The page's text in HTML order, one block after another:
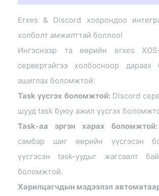
Erxes & Discord хоорондоо
холболт амжилттай боллоо!
Ингэснээр та өөрийн erxes
сервертэйгээ холбосноор дараах
ашиглах боломжтой:
Task үүсгэх боломжтой: Discord
шууд task буюу ажил үүсгэх
Task-аа эргэн харах боломжтой:
самбар шиг өөрийн үүсгэсэн
үүсгэсэн task-уудыг жагсаалт
боломжтой.
Харилцагчдын мэдээлэл